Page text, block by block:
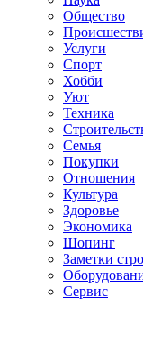
Общество
Услуги
Спорт
Хобби
Уют
Техника
Семья
Покупки
Отношения
Культура
Здоровье
Экономика
Шопинг
Заметки
Сервис